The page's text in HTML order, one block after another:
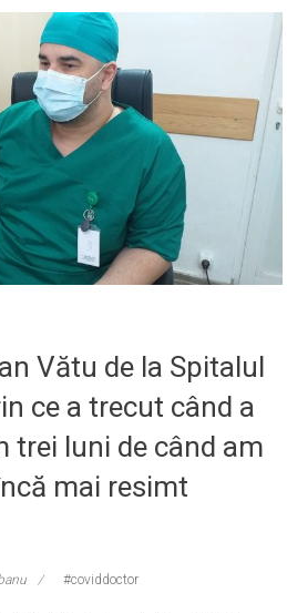
Vătu de la Spitalul
ce a trecut când a
trei luni de când am
mai resimt
#coviddoctor